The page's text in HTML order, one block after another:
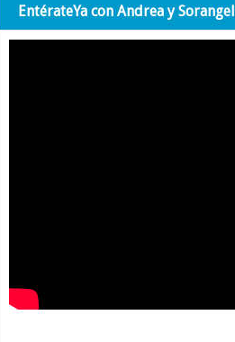
EntérateYa con Andrea y Sorangel